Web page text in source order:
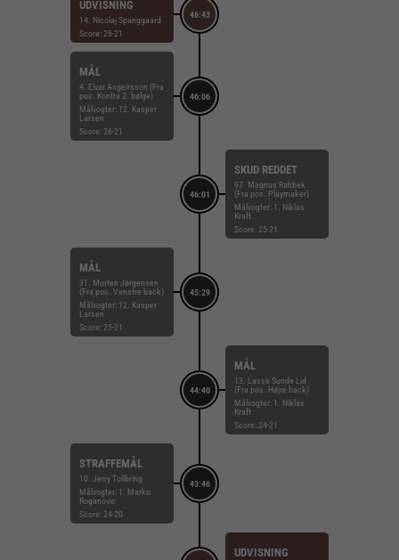
46:43
UDVISNING
14. Nicolaj Spanggaard
Score: 26-21
46:06
MÅL
4. Elvar Asgeirsson (Fra
pos. Kontra 2. bølge)
Målvogter: 12. Kasper
Larsen
Score: 26-21
46:01
SKUD REDDET
97. Magnus Rahbek
(Fra pos. Playmaker)
Målvogter: 1. Niklas
Kraft
Score: 25-21
45:29
MÅL
31. Morten Jørgensen
(Fra pos. Venstre back)
Målvogter: 12. Kasper
Larsen
Score: 25-21
44:40
MÅL
13. Lasse Sunde Lid
(Fra pos. Højre back)
Målvogter: 1. Niklas
Kraft
Score: 24-21
43:46
STRAFFEMÅL
10. Jerry Tollbring
Målvogter: 1. Marko
Roganovic
Score: 24-20
UDVISNING